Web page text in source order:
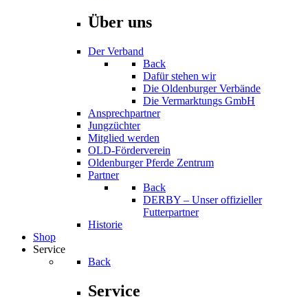
Über uns
Der Verband
Back
Dafür stehen wir
Die Oldenburger Verbände
Die Vermarktungs GmbH
Ansprechpartner
Jungzüchter
Mitglied werden
OLD-Förderverein
Oldenburger Pferde Zentrum
Partner
Back
DERBY – Unser offizieller
Futterpartner
Historie
Shop
Service
Back
Service